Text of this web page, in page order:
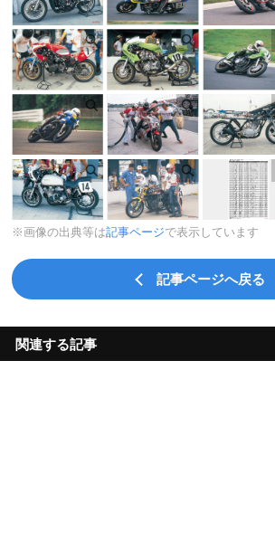
※画像の出典等は記事ページで表示しています
記事ページへ戻る
関連する記事